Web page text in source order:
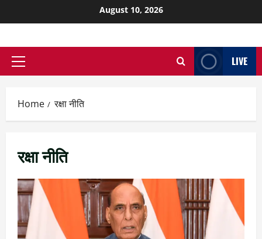
August 10, 2026
LIVE
Home रक्षा नीति
रक्षा नीति